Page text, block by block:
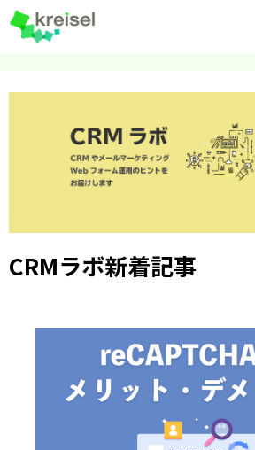
クライゼルの使い方
導入事例
料金・プラン
CRMラボ
CRMラボ新着記事